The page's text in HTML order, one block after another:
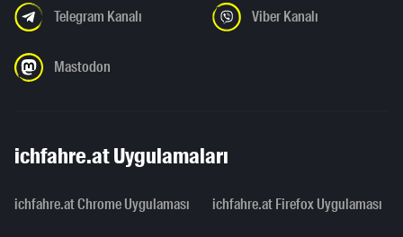
Telegram Kanalı Viber Kanalı
Mastodon
ichfahre.at Uygulamaları
ichfahre.at Chrome Uygulaması ichfahre.at Firefox Uygulaması